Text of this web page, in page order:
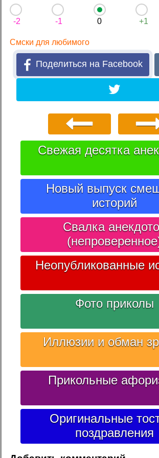
-2 -1 0 +1
Смски для любимого
Поделиться на Facebook
Свежая десятка
Новый выпуск
историй
Свалка
Неопубликованные
Фото приколы
Иллюзии и обман
Прикольные
Оригинальные
поздравления